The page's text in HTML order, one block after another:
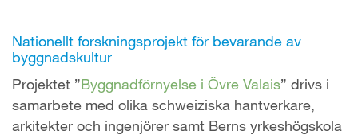
Nationellt forskningsprojekt för bevarande av
byggnadskultur
Projektet ”Byggnadförnyelse i Övre Valais” drivs i
samarbete med olika schweiziska hantverkare,
arkitekter och ingenjörer samt Berns yrkeshögskola